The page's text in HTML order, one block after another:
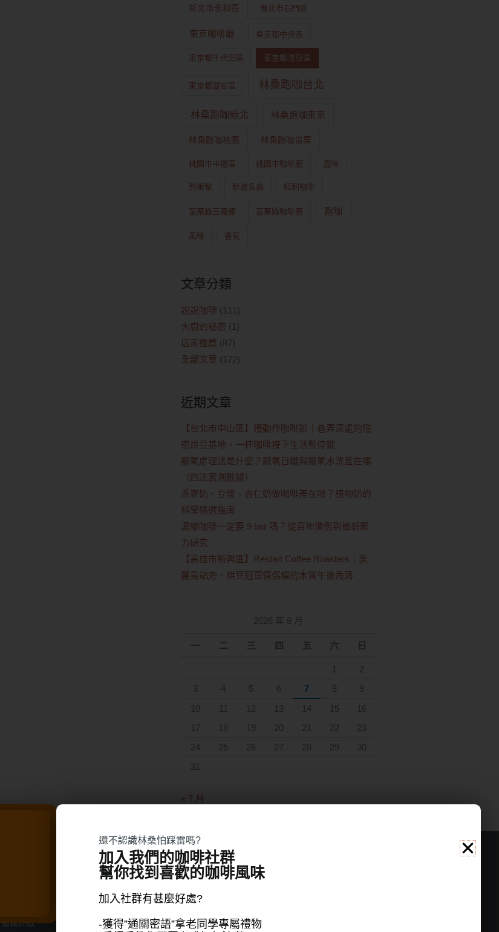
新北市永和區 新北市石門區
東京咖啡廳 東京都中央區
東京都千代田區 東京都淺草區
東京都澀谷區 林桑跑咖台北
林桑跑咖新北 林桑跑咖東京
林桑跑咖桃園 林桑跑咖苗栗
桃園市中壢區 桃園市咖啡廳 澀味
熱衝擊 秋波名曲 紅利咖啡
苗栗縣三義鄉 苗栗縣咖啡廳 跑咖
風味 香氣
文章分類
說說咖啡 (111)
大廚的秘密 (1)
店家推薦 (87)
全部文章 (172)
近期文章
【台北市中山區】慢動作咖啡館｜巷弄深處的隱
密烘豆基地，一杯咖啡按下生活暫停鍵
厭氧處理法是什麼？厭氧日曬與厭氧水洗差在哪
（四法實測數據）
燕麥奶、豆漿、杏仁奶做咖啡差在哪？植物奶的
科學挑選指南
濃縮咖啡一定要 9 bar 嗎？從百年慣例到最新壓
力研究
【高雄市新興區】Restart Coffee Roasters｜美
麗島站旁，烘豆冠軍情侶檔的木質午後角落
2026 年 8 月
一 二 三 四 五 六 日
1
2
3
4 5 6 7 8
9
10
11 12 13 14 15
16
17
18 19 20 21 22
23
24
25 26 27 28 29
30
31
« 7 月
服務條款
商品分類
超高CP值優惠專區
林桑的壓箱寶咖啡豆
公司資訊
聯繫電話：(02)22286696
還不認識林桑怕踩雷嗎?
加入我們的咖啡社群
幫你找到喜歡的咖啡風味
加入社群有甚麼好處?
-獲得”通關密語”拿老同學專屬禮物